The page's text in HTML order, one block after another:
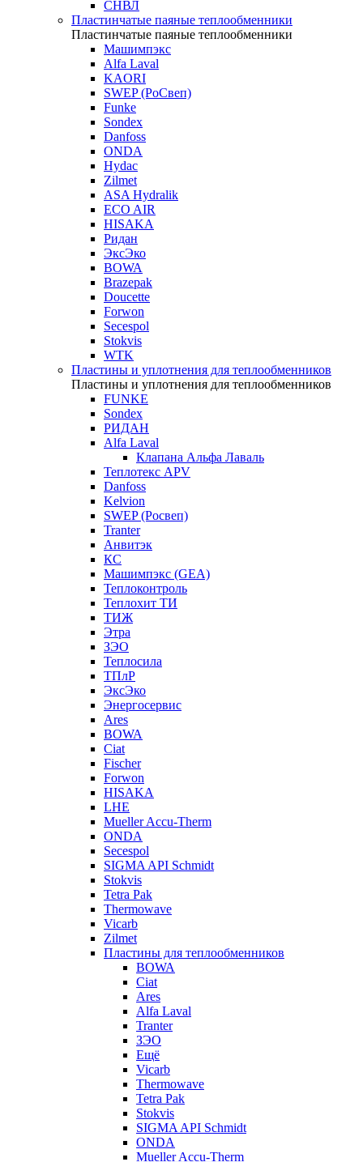
СНВЛ
Пластинчатые паяные теплообменники
Пластинчатые паяные теплообменники
Машимпэкс
Alfa Laval
KAORI
SWEP (РоСвеп)
Funke
Sondex
Danfoss
ONDA
Hydac
Zilmet
ASA Hydralik
ECO AIR
HISAKA
Ридан
ЭксЭко
BOWA
Brazepak
Doucette
Forwon
Secespol
Stokvis
WTK
Пластины и уплотнения для теплообменников
Пластины и уплотнения для теплообменников
FUNKE
Sondex
РИДАН
Alfa Laval
Клапана Альфа Лаваль
Теплотекс APV
Danfoss
Kelvion
SWEP (Росвеп)
Tranter
Анвитэк
КС
Машимпэкс (GEA)
Теплоконтроль
Теплохит ТИ
ТИЖ
Этра
ЗЭО
Теплосила
ТПлР
ЭксЭко
Энергосервис
Ares
BOWA
Ciat
Fischer
Forwon
HISAKA
LHE
Mueller Accu-Therm
ONDA
Secespol
SIGMA API Schmidt
Stokvis
Tetra Pak
Thermowave
Vicarb
Zilmet
Пластины для теплообменников
BOWA
Ciat
Ares
Alfa Laval
Tranter
ЗЭО
Ещё
Vicarb
Thermowave
Tetra Pak
Stokvis
SIGMA API Schmidt
ONDA
Mueller Accu-Therm